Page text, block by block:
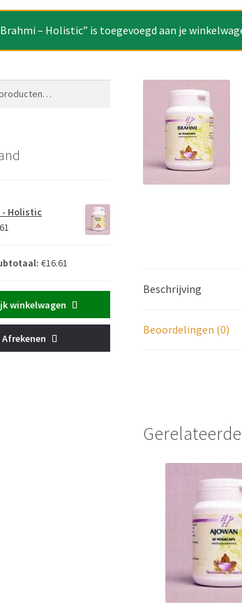
– Holistic” is toegevoegd aan je
Beschrijving
Beoordelingen (0)
- Holistic
€16.61
winkelwagen
Afrekenen